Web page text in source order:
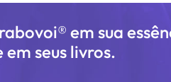
em sua
seus livros.